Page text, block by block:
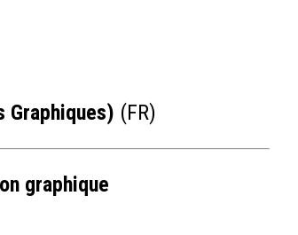
Graphiques) (FR)
graphique